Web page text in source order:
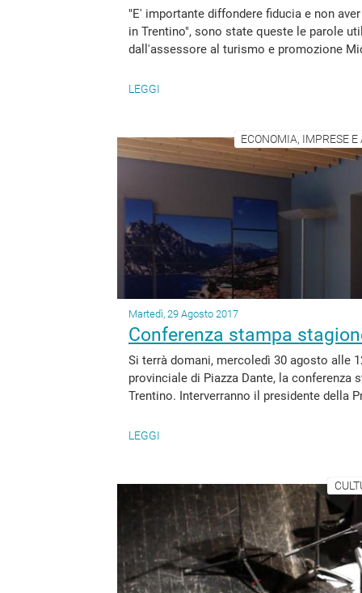
"E' importante diffondere fiducia e non
in Trentino", sono state queste le parole
dall'assessore al turismo e promozione
LEGGI
ECONOMIA, IMPRESE
Martedì, 29 Agosto 2017
Conferenza stampa
Si terrà domani, mercoledì 30 agosto alle
provinciale di Piazza Dante, la
Trentino. Interverranno il presidente della
LEGGI